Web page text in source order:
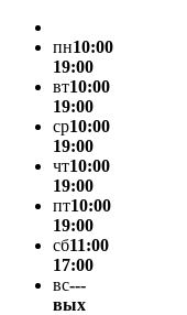
пн10:00
19:00
вт10:00
19:00
ср10:00
19:00
чт10:00
19:00
пт10:00
19:00
сб11:00
17:00
вс---
вых